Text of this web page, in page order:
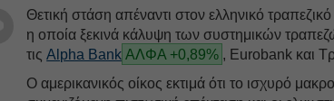
Θετική στάση απέναντι στον ελληνικό τραπεζικό
η οποία ξεκινά κάλυψη των συστημικών
τιςAlpha Bank ΑΛΦΑ +0,89% , Eurobank και
Ο αμερικανικός οίκος εκτιμά ότι το ισχυρό